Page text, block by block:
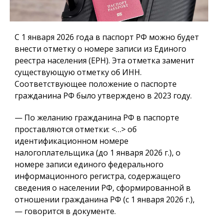
С 1 января 2026 года в паспорт РФ можно будет
внести отметку о номере записи из Единого
реестра населения (ЕРН). Эта отметка заменит
существующую отметку об ИНН.
Соответствующее положение о паспорте
гражданина РФ было утверждено в 2023 году.
— По желанию гражданина РФ в паспорте
проставляются отметки: <…> об
идентификационном номере
налогоплательщика (до 1 января 2026 г.), о
номере записи единого федерального
информационного регистра, содержащего
сведения о населении РФ, сформированной в
отношении гражданина РФ (с 1 января 2026 г.),
— говорится в документе.